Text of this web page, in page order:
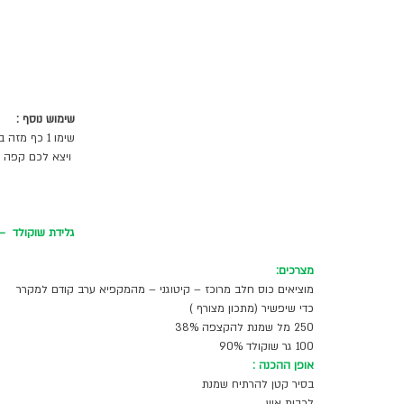
שימוש נוסף :
שימו 1 כף מזה בקפה שלכם
גלידת שוקולד
מצרכים:
מוציאים כוס חלב מרוכז – קיטוגני – מהמקפיא ערב קודם למקרר
כדי שיפשיר (מתכון מצורף )
250 מל שמנת להקצפה 38%
100 גר שוקולד 90%
אופן ההכנה :
בסיר קטן להרתיח שמנת